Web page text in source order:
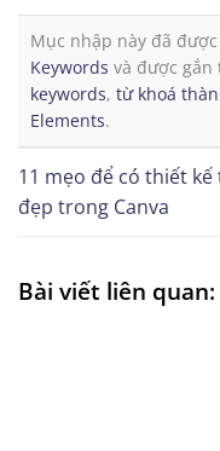
Mục nhập này đã
Keywords và được gắn
keywords, từ khoá
Elements.
11 mẹo để có thiết
đẹp trong Canva
Bài viết liên quan: